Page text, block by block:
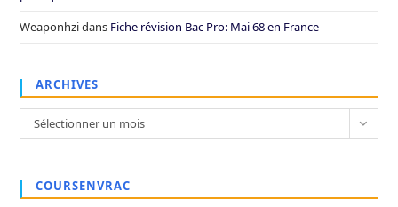
Weaponhzidans Fiche révision Bac Pro: Mai 68 en France
ARCHIVES
Archives
Sélectionner un mois
COURSENVRAC